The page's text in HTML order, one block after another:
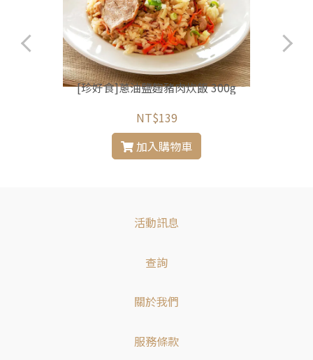
[珍好食]蔥油鹽麴豬肉炊飯 300g
NT$139
加入購物車
活動訊息
查詢
關於我們
服務條款